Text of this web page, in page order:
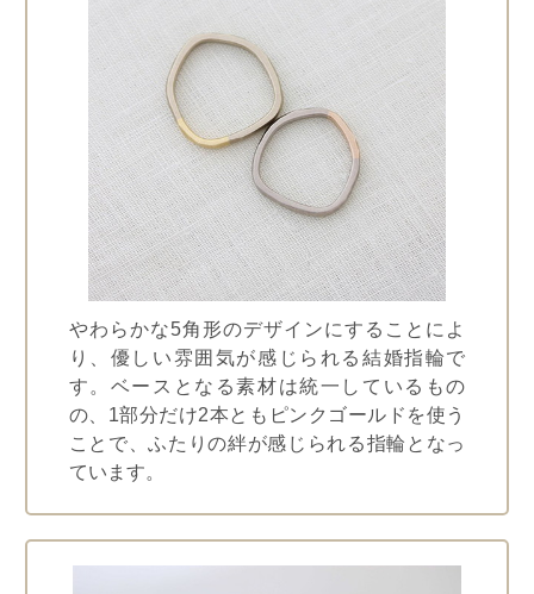
やわらかな5角形のデザインにすることによ
り、優しい雰囲気が感じられる結婚指輪で
す。ベースとなる素材は統一しているもの
の、1部分だけ2本ともピンクゴールドを使う
ことで、ふたりの絆が感じられる指輪となっ
ています。